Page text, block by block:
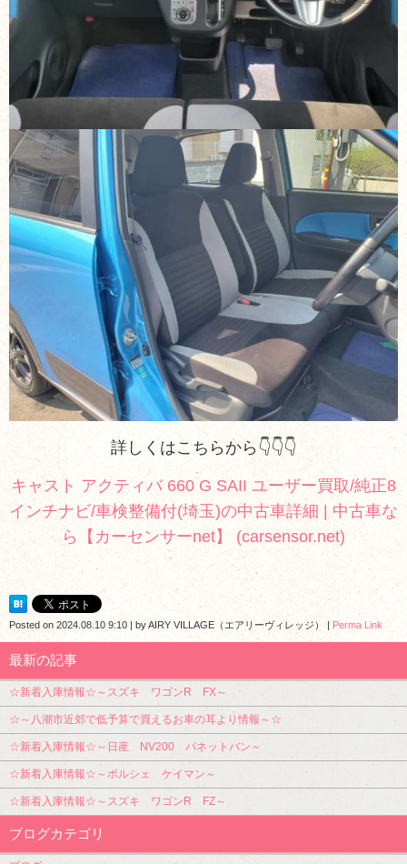
詳しくはこちらから👇👇👇
キャスト アクティバ 660 G SAII ユーザー買取/純正8
インチナビ/車検整備付(埼玉)の中古車詳細 | 中古車な
ら【カーセンサーnet】 (carsensor.net)
Posted on 2024.08.10 9:10 | byAIRY VILLAGE（エアリーヴィレッジ） | Perma Link
最新の記事
☆新着入庫情報☆～スズキ ワゴンR FX～
☆～八潮市近郊で低予算で買えるお車の耳より情報～☆
☆新着入庫情報☆～日産 NV200 バネットバン～
☆新着入庫情報☆～ポルシェ ケイマン～
☆新着入庫情報☆～スズキ ワゴンR FZ～
ブログカテゴリ